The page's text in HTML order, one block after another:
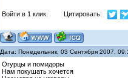
Войти в 1 клик: Цитировать:
Дата: Понедельник, 03 Сентября 2007,
Огурцы и помидоры
Нам покушать хочется